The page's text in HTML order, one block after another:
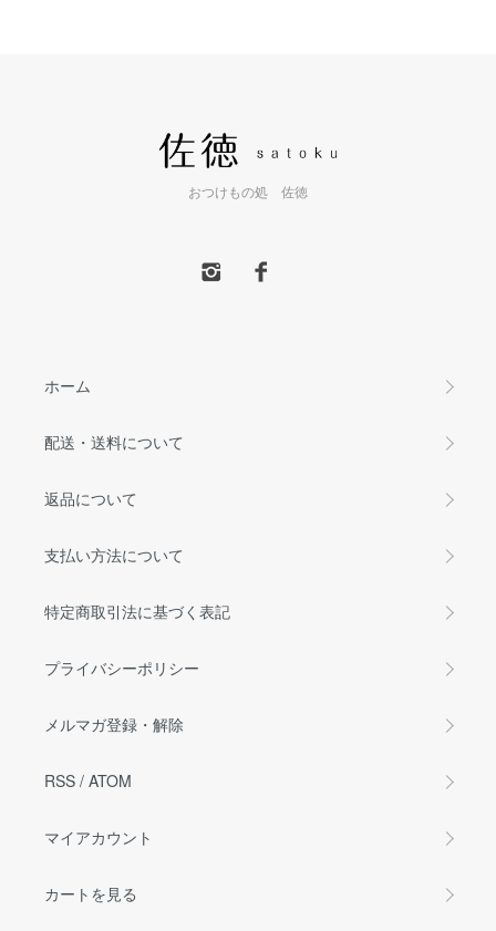
おつけもの処 佐徳
ホーム
配送・送料について
返品について
支払い方法について
特定商取引法に基づく表記
プライバシーポリシー
メルマガ登録・解除
RSS / ATOM
マイアカウント
カートを見る